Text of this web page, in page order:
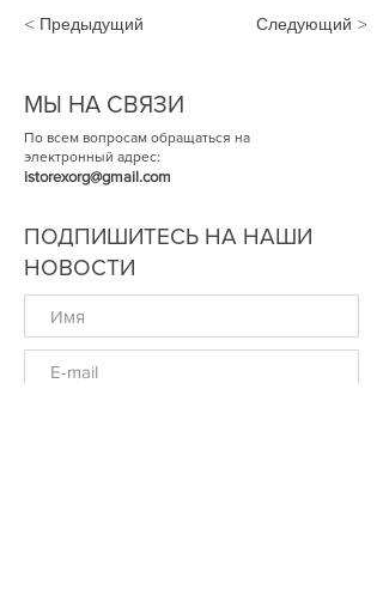
< Предыдущий Следующий >
МЫ НА СВЯЗИ
По всем вопросам обращаться на
электронный адрес:
istorexorg@gmail.com
ПОДПИШИТЕСЬ НА НАШИ
НОВОСТИ